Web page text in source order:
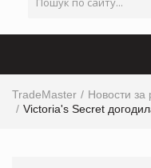
TradeMaster
Новости за
Victoria's Secret